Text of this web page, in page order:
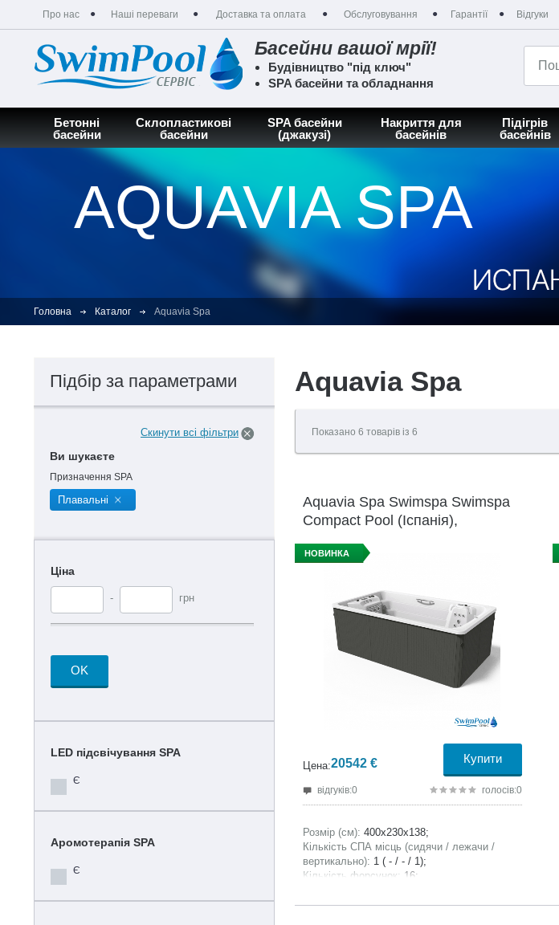
Про нас Наші переваги Доставка та оплата Обслуговування Гарантії Відгуки
Басейни вашої мрії!
Будівництво "під ключ"
SPA басейни та обладнання
Бетонні
басейни
Склопластикові
басейни
SPA басейни
(джакузі)
Накриття для
басейнів
Підігрів
басейнів
Головна Каталог Aquavia Spa
AQUAVIA SPA
Підбір за параметрами
Скинути всі фільтри
Ви шукаєте
Призначення SPA
Плавальні
Ціна
- грн
OK
LED підсвічування SPA
Є
Аромотерапія SPA
Є
Aquavia Spa
Показано 6 товарів із 6
Aquavia Spa Swimspa Swimspa
Compact Pool (Іспанія),
НОВИНКА
Цена:20542 € Купити
відгуків:0 голосів:0
Розмір (см): 400x230x138;
Кількість СПА місць (сидячи / лежачи /
вертикально): 1 ( - / - / 1);
Кількість форсунок: 16;
Вага без води, кг:1150;